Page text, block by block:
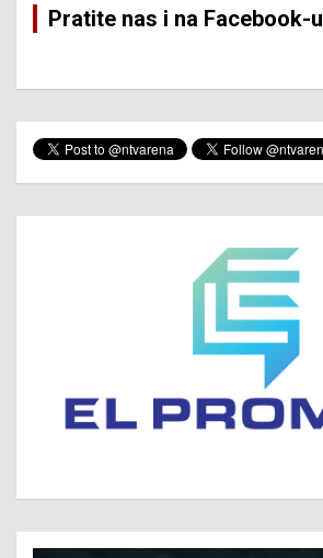
Pratite nas i na Facebook-u